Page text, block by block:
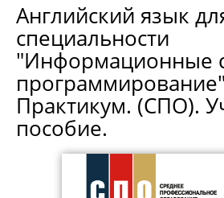
Английский язык
специальности
"Информационные
Практикум. (СПО).
пособие.